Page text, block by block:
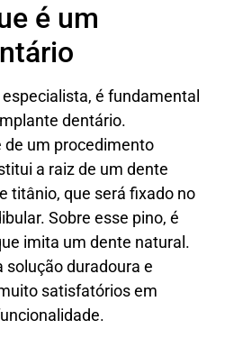
é um
é fundamental
dentário.
de um procedimento
a raiz de um dente
titânio, que será fixado no
Sobre esse pino, é
imita um dente natural.
solução duradoura e
satisfatórios em